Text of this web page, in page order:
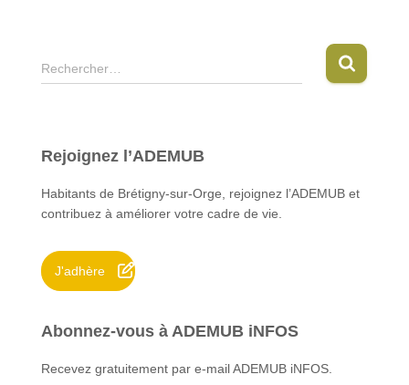
R
e
r
h
e
:
Rechercher…
Rejoignez l’ADEMUB
Habitants de Brétigny-sur-Orge, rejoignez l’ADEMUB et
contribuez à améliorer votre cadre de vie.
J'adhère
Abonnez-vous à ADEMUB iNFOS
Recevez gratuitement par e-mail ADEMUB iNFOS.